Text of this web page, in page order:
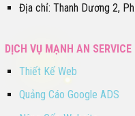
Địa chỉ: Thanh Dương 2,
DỊCH VỤ MẠNH AN SERVICE
Thiết Kế Web
Quảng Cáo Google ADS